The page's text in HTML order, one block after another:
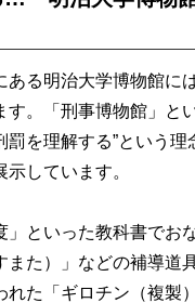
る明治大学博物館に
。「刑事博物館」と
を理解する”という
しています。
といった教科書でお
た）」などの補導道
た「ギロチン（複製